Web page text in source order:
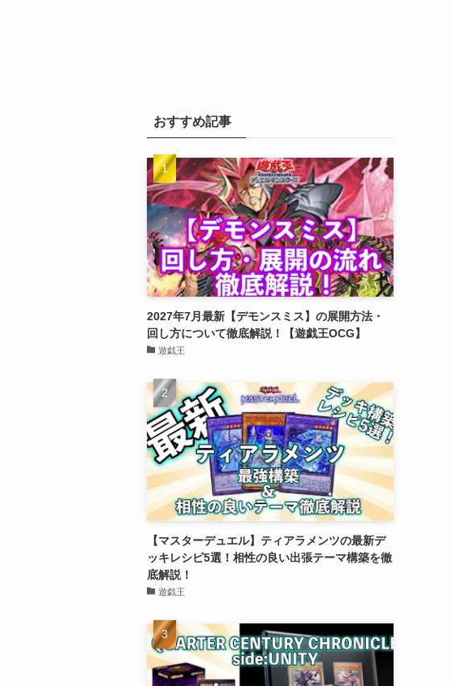
おすすめ記事
2027年7月最新【デモンスミス】の展開方法・
回し方について徹底解説！【遊戯王OCG】
遊戯王
【マスターデュエル】ティアラメンツの最新デ
ッキレシピ5選！相性の良い出張テーマ構築を徹
底解説！
遊戯王